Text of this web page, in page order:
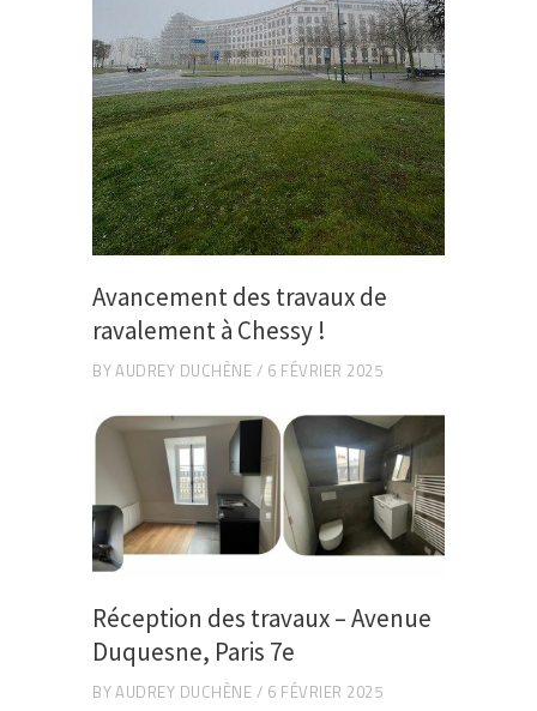
Avancement des travaux de
ravalement à Chessy !
BYAUDREY DUCHÈNE 6 FÉVRIER 2025
Réception des travaux – Avenue
Duquesne, Paris 7e
BYAUDREY DUCHÈNE 6 FÉVRIER 2025